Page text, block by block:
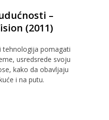
–
(2011)
tehnologija pomagati
usredsrede svoju
kako da obavljaju
i na putu.